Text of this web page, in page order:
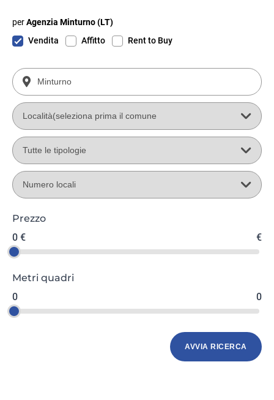
perAgenzia Minturno (LT)
Vendita
Affitto Rent to Buy
Prezzo
0 €
€
Metri quadri
0
0